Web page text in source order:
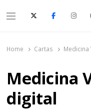
Menu
Home Cartas Medicina
Medicina
digital